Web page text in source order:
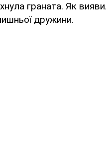
граната. Як
дружини.